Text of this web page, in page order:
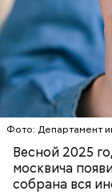
Фото: Департамент
Весной 2025
москвича
собрана вся
Скидки по
категориях:
туризм
ПОРТАЛ MOS.RU
В настоящее
кольца»
подчеркнули
стал
самой
Мансуровском
Булгакова —
приходил к
Маргаритой».